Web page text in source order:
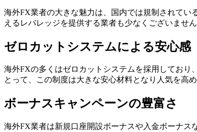
海外FX業者の大きな魅力は、国内では規制されてい
えるレバレッジを提供する業者も少なくございませ
ゼロカットシステムによる安心感
海外FXの多くはゼロカットシステムを採用してお
とって、この制度は大きな安心材料となり人気を高め
ボーナスキャンペーンの豊富さ
海外FX業者は新規口座開設ボーナスや入金ボーナス